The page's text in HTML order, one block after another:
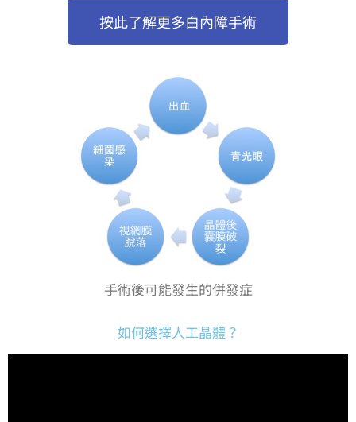
按此了解更多白內障手術
手術後可能發生的併發症
如何選擇人工晶體？